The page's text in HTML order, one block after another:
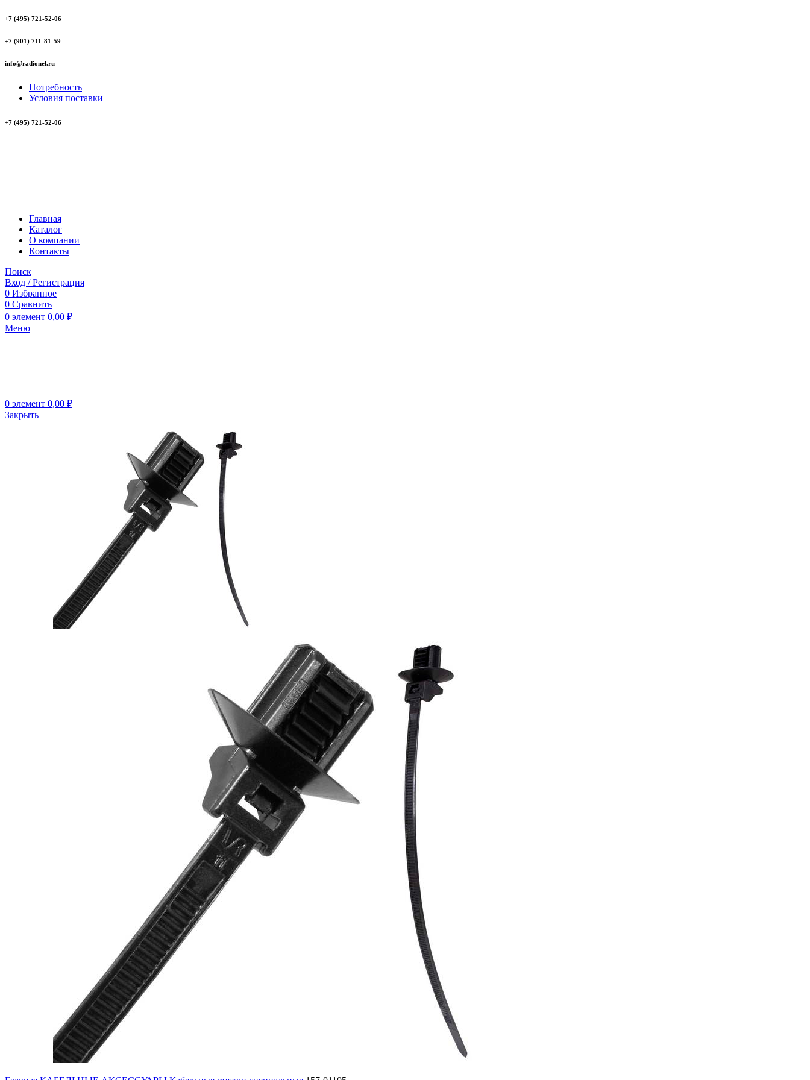
+7 (495) 721-52-06
+7 (901) 711-81-59
info@radionel.ru
Потребность
Условия поставки
+7 (495) 721-52-06
Главная
Каталог
О компании
Контакты
Поиск
Вход / Регистрация
0 Избранное
0 Сравнить
0 элемент 0,00 ₽
Меню
0 элемент 0,00 ₽
Закрыть